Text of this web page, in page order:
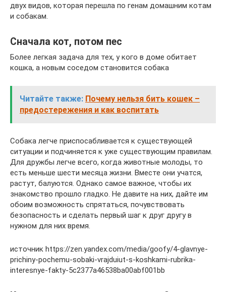
двух видов, которая перешла по генам домашним котам
и собакам.
Сначала кот, потом пес
Более легкая задача для тех, у кого в доме обитает
кошка, а новым соседом становится собака
Читайте также: Почему нельзя бить кошек –
предостережения и как воспитать
Собака легче приспосабливается к существующей
ситуации и подчиняется к уже существующим правилам.
Для дружбы легче всего, когда животные молоды, то
есть меньше шести месяца жизни. Вместе они учатся,
растут, балуются. Однако самое важное, чтобы их
знакомство прошло гладко. Не давите на них, дайте им
обоим возможность спрятаться, почувствовать
безопасность и сделать первый шаг к друг другу в
нужном для них время.
источник https://zen.yandex.com/media/goofy/4-glavnye-
prichiny-pochemu-sobaki-vrajduiut-s-koshkami-rubrika-
interesnye-fakty-5c2377a46538ba00abf001bb